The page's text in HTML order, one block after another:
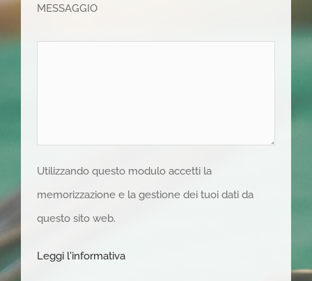
MESSAGGIO
Utilizzando questo modulo accetti la
memorizzazione e la gestione dei tuoi dati da
questo sito web.
Leggi l'informativa